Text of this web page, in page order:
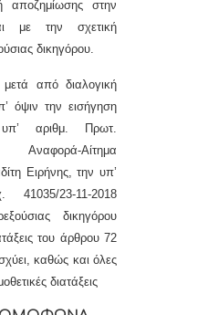
αποζημίωσηςστην
με την σχετική
δικηγόρου.
από διαλογική
όψιν την εισήγηση
αριθμ. Πρωτ.
Αναφορά-Αίτημα
Ειρήνης,την υπ’
23-11-2018
δικηγόρου
του άρθρου 72
καθώς και όλες
διατάξεις